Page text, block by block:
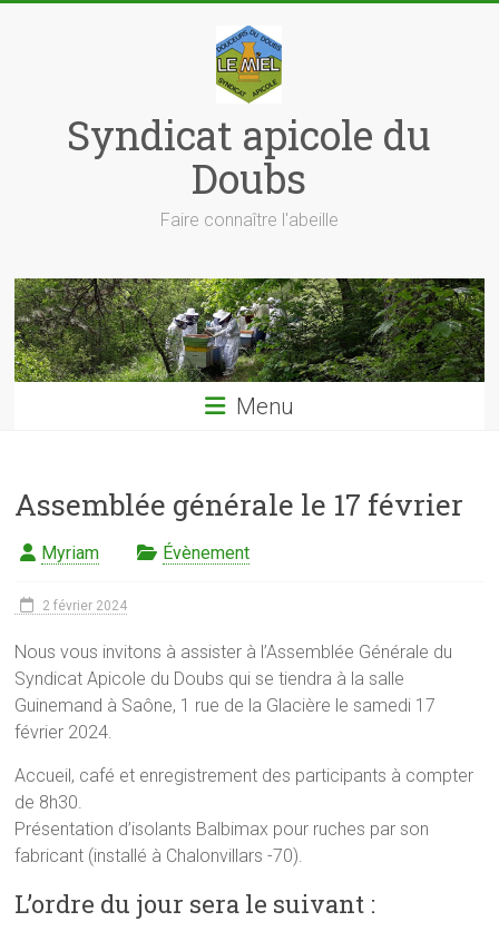
Syndicat apicole du
Doubs
Faire connaître l'abeille
Menu
Assemblée générale le 17 février
Myriam Évènement
2 février 2024
Nous vous invitons à assister à l’Assemblée Générale du
Syndicat Apicole du Doubs qui se tiendra à la salle
Guinemand à Saône, 1 rue de la Glacière le samedi 17
février 2024.
Accueil, café et enregistrement des participants à compter
de 8h30.
Présentation d’isolants Balbimax pour ruches par son
fabricant (installé à Chalonvillars -70).
L’ordre du jour sera le suivant :